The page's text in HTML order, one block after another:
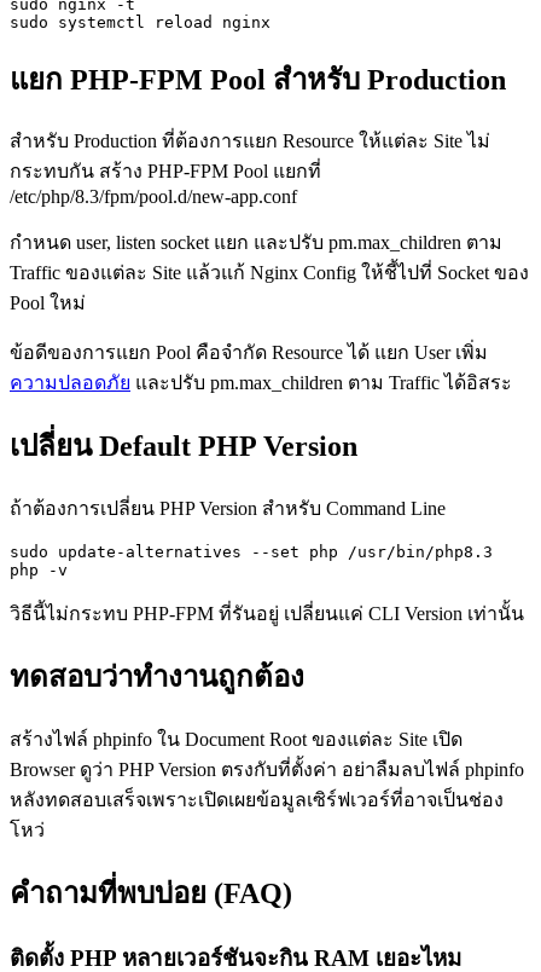
sudo nginx -t
sudo systemctl reload nginx
แยก PHP-FPM Pool สำหรับ Production
สำหรับ Production ที่ต้องการแยก Resource ให้แต่ละ Site ไม่
กระทบกัน สร้าง PHP-FPM Pool แยกที่
/etc/php/8.3/fpm/pool.d/new-app.conf
กำหนด user, listen socket แยก และปรับ pm.max_children ตาม
Traffic ของแต่ละ Site แล้วแก้ Nginx Config ให้ชี้ไปที่ Socket ของ
Pool ใหม่
ข้อดีของการแยก Pool คือจำกัด Resource ได้ แยก User เพิ่ม
ความปลอดภัย และปรับ pm.max_children ตาม Traffic ได้อิสระ
เปลี่ยน Default PHP Version
ถ้าต้องการเปลี่ยน PHP Version สำหรับ Command Line
sudo update-alternatives --set php /usr/bin/php8.3
php -v
วิธีนี้ไม่กระทบ PHP-FPM ที่รันอยู่ เปลี่ยนแค่ CLI Version เท่านั้น
ทดสอบว่าทำงานถูกต้อง
สร้างไฟล์ phpinfo ใน Document Root ของแต่ละ Site เปิด
Browser ดูว่า PHP Version ตรงกับที่ตั้งค่า อย่าลืมลบไฟล์ phpinfo
หลังทดสอบเสร็จเพราะเปิดเผยข้อมูลเซิร์ฟเวอร์ที่อาจเป็นช่อง
โหว่
คำถามที่พบบ่อย (FAQ)
ติดตั้ง PHP หลายเวอร์ชันจะกิน RAM เยอะไหม